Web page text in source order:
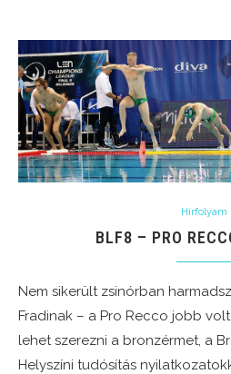
Hírfolyam
BLF8 – PRO
Nem sikerült zsinórban
Fradinak – a Pro Recco jobb
lehet szerezni a bronzérmet, a
Helyszíni tudósítás